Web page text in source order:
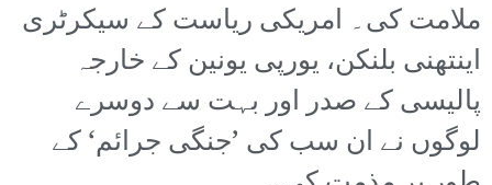
ملامت کی۔ امریکی ریاست کے سیکرٹری
اینتھنی بلنکن، یورپی یونین کے خارجہ
پالیسی کے صدر اور بہت سے دوسرے
لوگوں نے ان سب کی ’جنگی جرائم‘ کے